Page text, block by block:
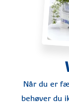
Når du er
behøver du